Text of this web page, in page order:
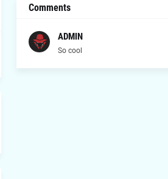
Comments
ADMIN
So cool